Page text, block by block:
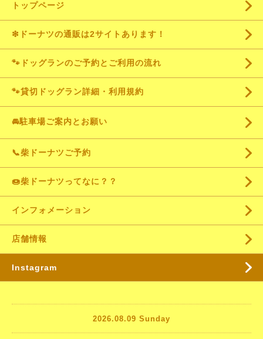
トップページ
❇ドーナツの通販は2サイトあります！
🐾ドッグランのご予約とご利用の流れ
🐾貸切ドッグラン詳細・利用規約
🚘駐車場ご案内とお願い
📞柴ドーナツご予約
🍩柴ドーナツってなに？？
インフォメーション
店舗情報
Instagram
2026.08.09 Sunday